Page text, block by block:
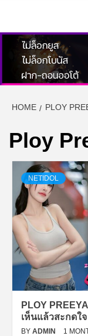
HOME PLOY
Ploy
NETIDOL
PLOY
เห็นแล้วสะกดใจ
BY ADMIN 1